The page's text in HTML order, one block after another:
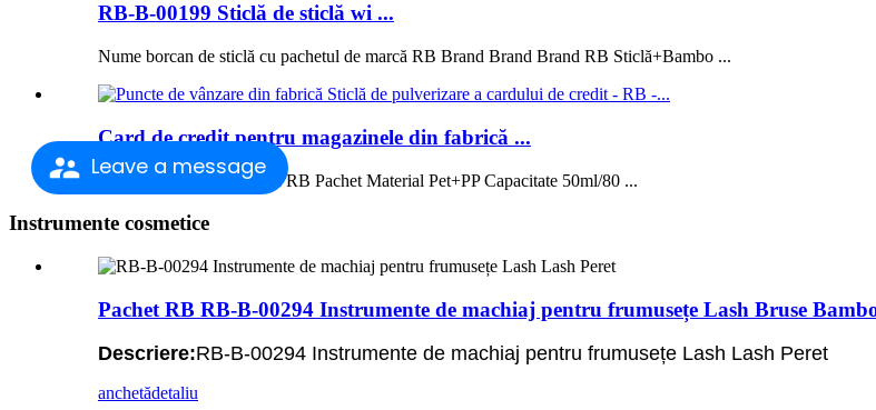
Leave a message
RB-B-00199 Sticlă de sticlă wi ...
Nume borcan de sticlă cu pachetul de marcă RB Brand Brand Brand RB Sticlă+Bambo ...
Card de credit pentru magazinele din fabrică ...
Nume Spray Buttle Brand RB Pachet Material Pet+PP Capacitate 50ml/80 ...
Instrumente cosmetice
Pachet RB RB-B-00294 Instrumente de machiaj pentru frumusețe Lash Bruse
Descriere:RB-B-00294 Instrumente de machiaj pentru frumusețe Lash Lash Peret
anchetădetaliu